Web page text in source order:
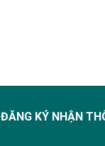
ĐĂNG KÝ NHẬN